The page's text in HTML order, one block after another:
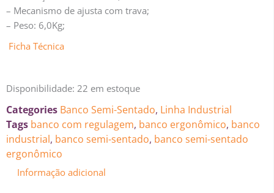
– Mecanismo de ajusta com trava;
– Peso: 6,0Kg;
Ficha Técnica
Disponibilidade: 22 em estoque
Categories Banco Semi-Sentado, Linha Industrial
Tags banco com regulagem, banco ergonômico, banco
industrial, banco semi-sentado, banco semi-sentado
ergonômico
Informação adicional